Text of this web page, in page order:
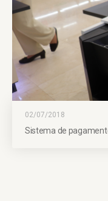
02/07/2018
Sistema de